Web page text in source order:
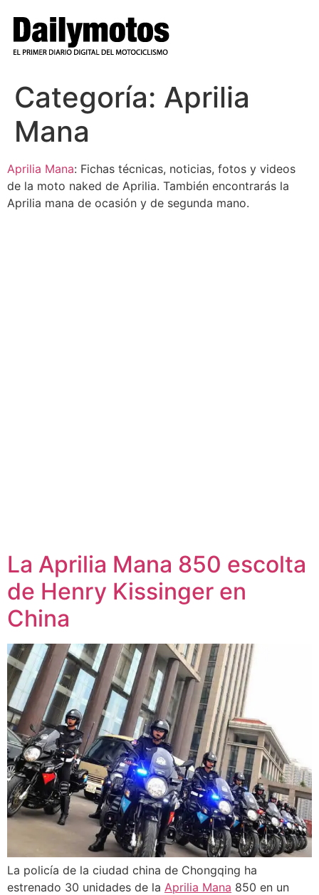
contenido
Categoría: Aprilia
Mana
Aprilia Mana: Fichas técnicas, noticias, fotos y videos
de la moto naked de Aprilia. También encontrarás la
Aprilia mana de ocasión y de segunda mano.
La Aprilia Mana 850 escolta
de Henry Kissinger en
China
La policía de la ciudad china de Chongqing ha
estrenado 30 unidades de la Aprilia Mana 850 en un